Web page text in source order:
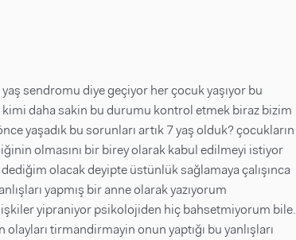
sendromu diye geçiyor her çocuk yaşıyor bu
kimi daha sakin bu durumu kontrol etmek biraz bizim
yaşadık bu sorunları artık 7 yaş olduk? çocukların
olmasını bir birey olarak kabul edilmeyi istiyor
olacak deyipte üstünlük sağlamaya çalışınca
yapmış bir anne olarak yazıyorum
yipraniyor psikolojiden hiç bahsetmiyorum bile.
tirmandirmayin onun yaptığı bu yanlışları